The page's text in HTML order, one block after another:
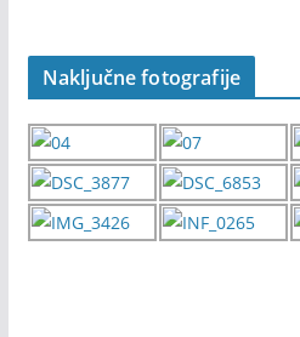
Naključne fotografije